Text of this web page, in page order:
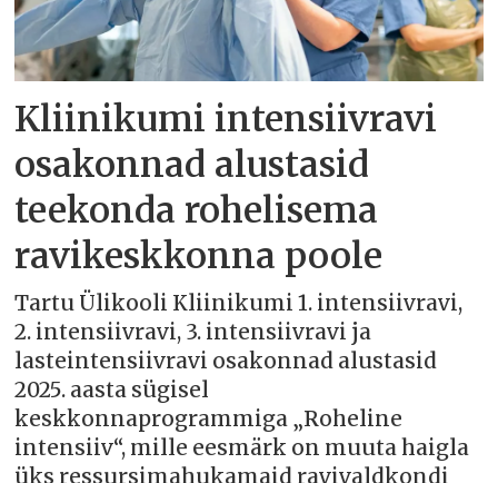
Kliinikumi intensiivravi
osakonnad alustasid
teekonda rohelisema
ravikeskkonna poole
Tartu Ülikooli Kliinikumi 1. intensiivravi,
2. intensiivravi, 3. intensiivravi ja
lasteintensiivravi osakonnad alustasid
2025. aasta sügisel
keskkonnaprogrammiga „Roheline
intensiiv“, mille eesmärk on muuta haigla
üks ressursimahukamaid ravivaldkondi